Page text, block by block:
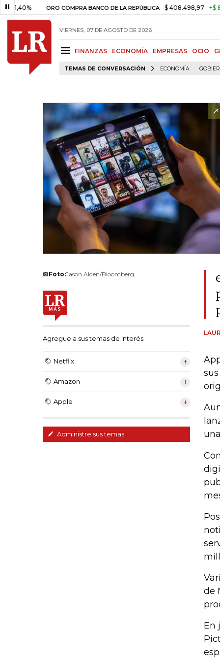
ORO COMPRA BANCO DE LA REPÚBLICA $ 408.498,97 +$ 8.753,81
VIERNES, 07 DE AGOSTO DE 2026
FINANZAS ECONOMÍA EMPRESAS OCIO
TEMAS DE CONVERSACIÓN ECONOMÍA
Foto:Jason Alden/Bloomberg
Agregue a sus temas de interés
Netflix
Amazon
Apple
Administre sus temas
de
En